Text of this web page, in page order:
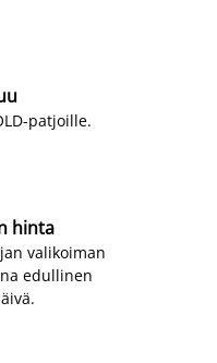
patjoille.
hinta
valikoiman
edullinen